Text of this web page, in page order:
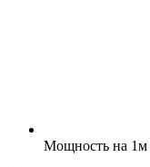
Мощность на 1м